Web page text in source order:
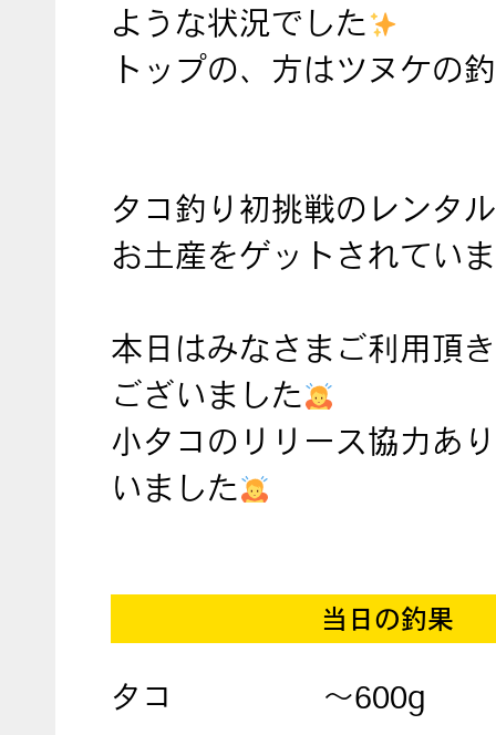
ような状況でした
トップの、方はツヌケの
タコ釣り初挑戦のレンタ
お土産をゲットされてい
本日はみなさまご利用頂
ございました
小タコのリリース協力あ
いました
当日の釣果
タコ 〜600g